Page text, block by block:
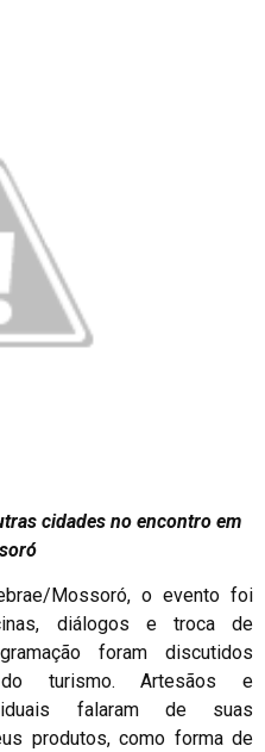
cidades no encontro em
Mossoró, o evento foi
diálogos e troca de
foram discutidos
turismo. Artesãos e
falaram de suas
produtos, como forma de